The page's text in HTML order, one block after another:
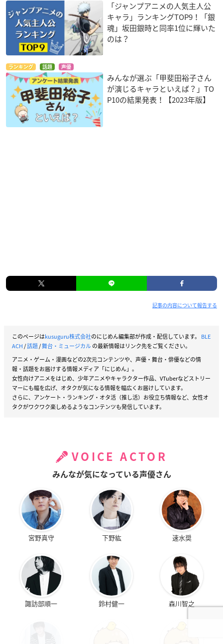
「ジャンプアニメの人気主人公
キャラ」ランキングTOP9！「銀
魂」坂田銀時と同率1位に輝いた
のは？
ランキング 話題 声優
みんなが選ぶ「甲斐田裕子さん
が演じるキャラといえば？」TO
P10の結果発表！【2023年版】
記事の内容について報告する
このページはkusuguru株式会社のにじめん編集部が作成・配信しています。 BLE
ACH/話題/舞台・ミュージカルの最新情報はリンク先をご覧ください。
アニメ・ゲーム・漫画などの2次元コンテンツや、声優・舞台・俳優などの情
報・話題をお届けする情報メディア「にじめん」。
女性向けアニメをはじめ、少年アニメやキャラクター作品、VTuberなどストリー
マーにも幅を広げ、オタクが気になる情報を幅広くお届けしています。
さらに、アンケート・ランキング・オタ活（推し活）お役立ち情報など、女性オ
タクがワクワク楽しめるようなコンテンツも発信しています。
VOICE ACTOR
みんなが気になっている声優さん
宮野真守 下野紘 速水奨
諏訪部順一 鈴村健一 森川智之